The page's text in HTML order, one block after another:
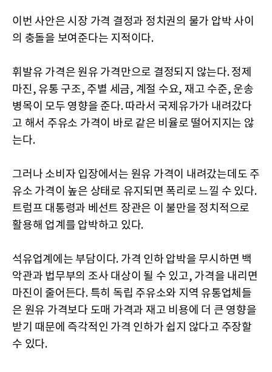
이번 사안은 시장 가격 결정과 정치권의 물가 압박 사이
의 충돌을 보여준다는 지적이다.
휘발유 가격은 원유 가격만으로 결정되지 않는다. 정제
마진, 유통 구조, 주별 세금, 계절 수요, 재고 수준, 운송
병목이 모두 영향을 준다. 따라서 국제유가가 내려갔다
고 해서 주유소 가격이 바로 같은 비율로 떨어지지는 않
는다.
그러나 소비자 입장에서는 원유 가격이 내려갔는데도 주
유소 가격이 높은 상태로 유지되면 폭리로 느낄 수 있다.
트럼프 대통령과 베선트 장관은 이 불만을 정치적으로
활용해 업계를 압박하고 있다.
석유업계에는 부담이다. 가격 인하 압박을 무시하면 백
악관과 법무부의 조사 대상이 될 수 있고, 가격을 내리면
마진이 줄어든다. 특히 독립 주유소와 지역 유통업체들
은 원유 가격보다 도매 가격과 재고 비용에 더 큰 영향을
받기 때문에 즉각적인 가격 인하가 쉽지 않다고 주장할
수 있다.